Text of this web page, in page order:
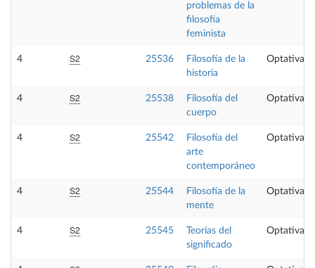
problemas de la
filosofía
feminista
4 S2 25536
Filosofía de la
historia
Optativa
4 S2 25538
Filosofía del
cuerpo
Optativa
4 S2 25542
Filosofía del
arte
contemporáneo
Optativa
4 S2 25544
Filosofía de la
mente
Optativa
4 S2 25545
Teorías del
significado
Optativa